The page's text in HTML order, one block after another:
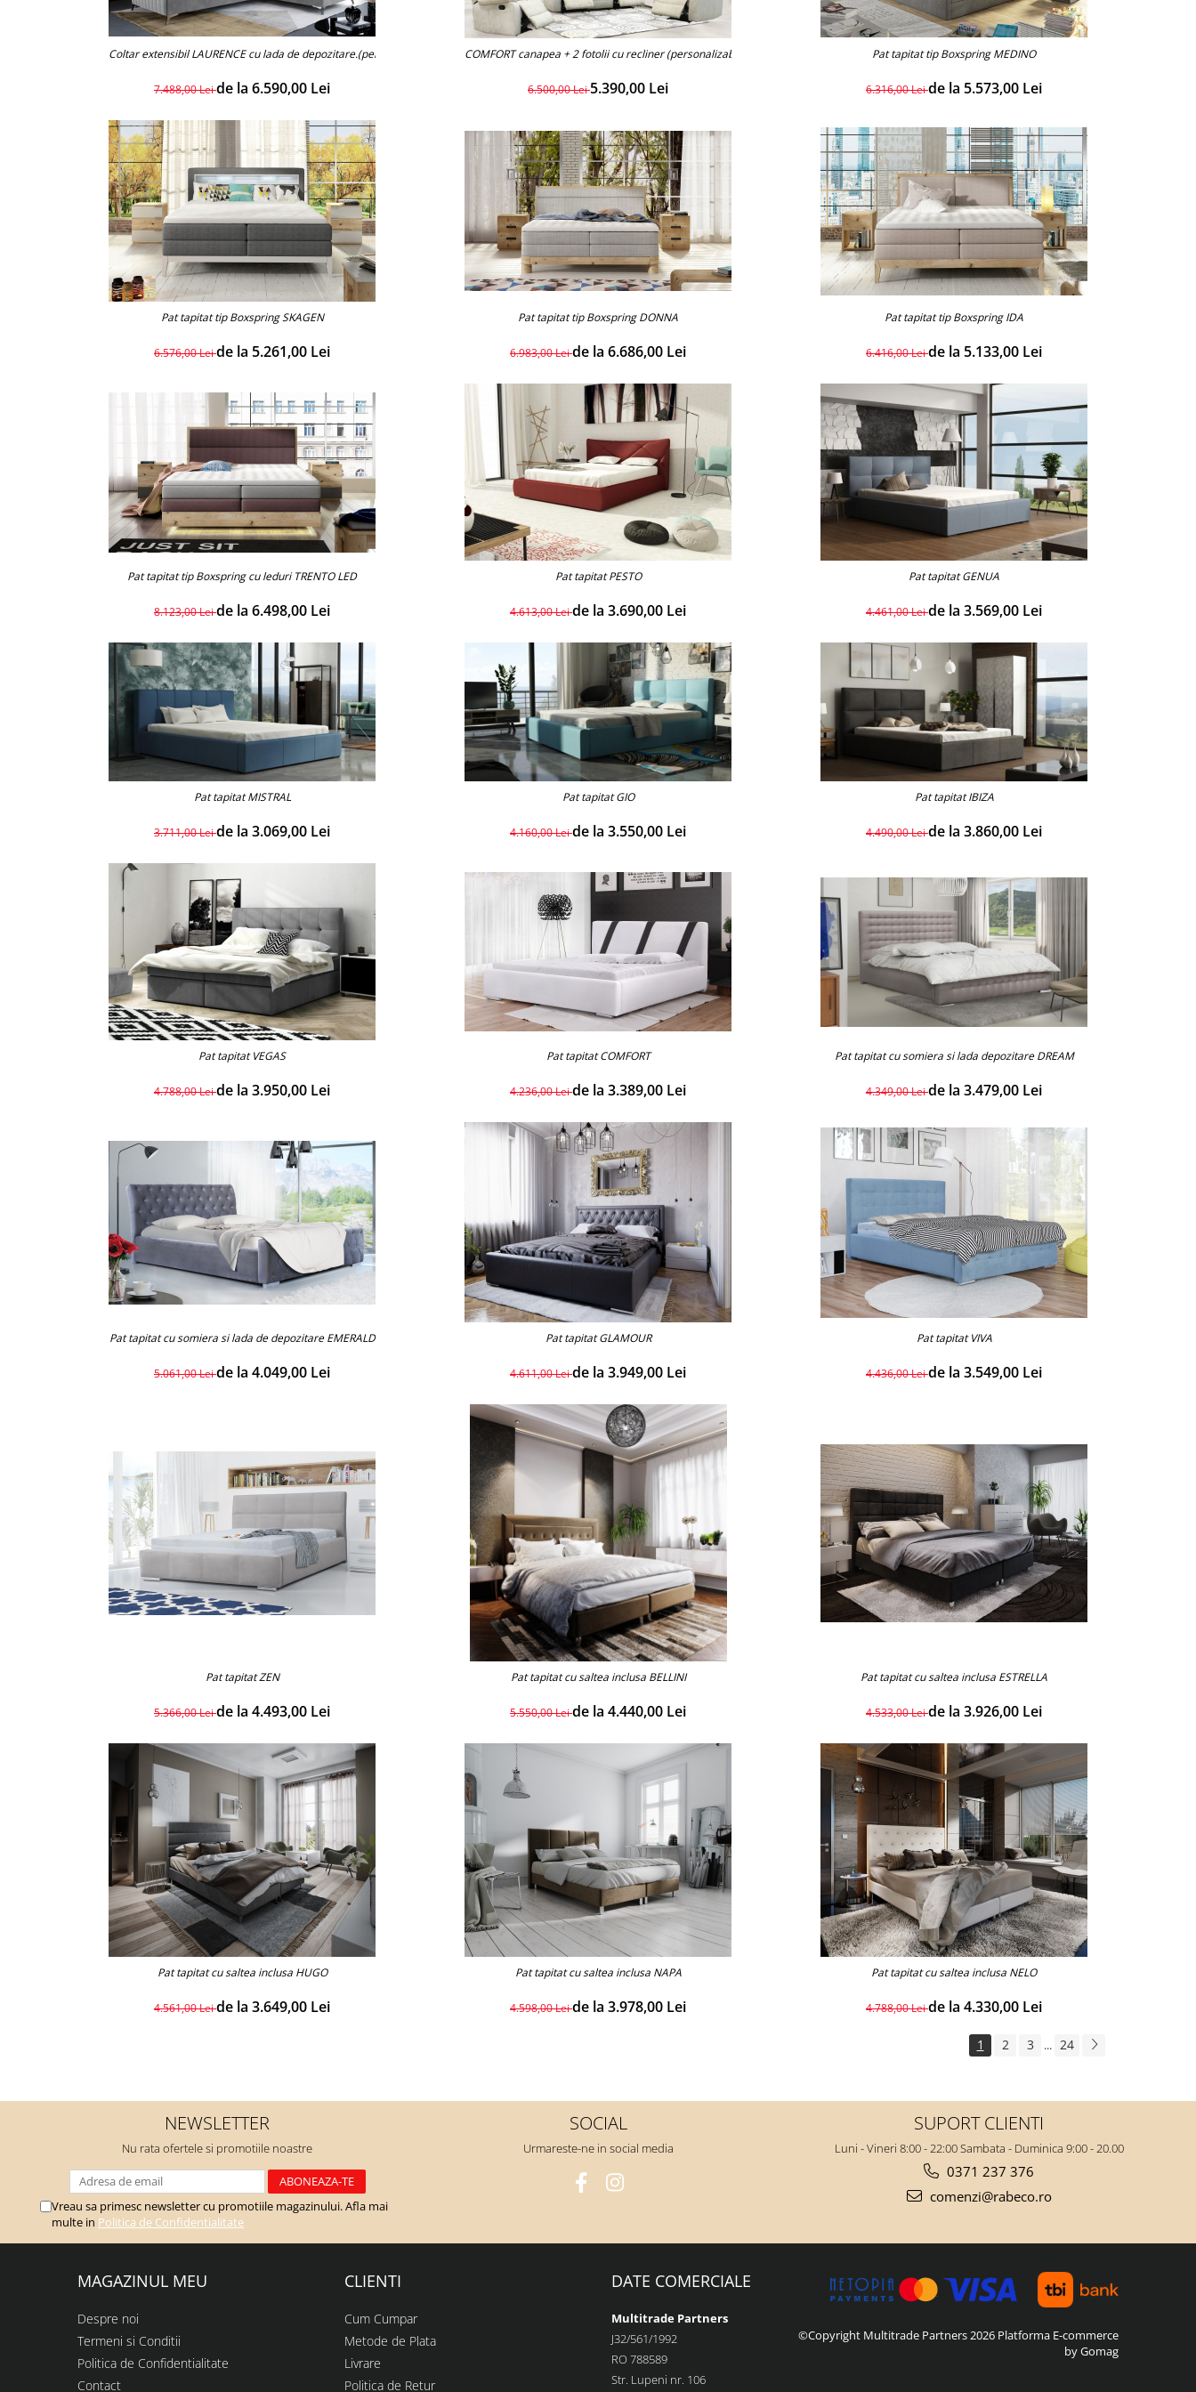
Coltar extensibil LAURENCE cu lada de depozitare.(personalizabil)
7.488,00 Leide la 6.590,00 Lei
COMFORT canapea + 2 fotolii cu recliner (personalizabil)
6.500,00 Lei5.390,00 Lei
Pat tapitat tip Boxspring MEDINO
6.316,00 Leide la 5.573,00 Lei
Pat tapitat tip Boxspring SKAGEN
6.576,00 Leide la 5.261,00 Lei
Pat tapitat tip Boxspring DONNA
6.983,00 Leide la 6.686,00 Lei
Pat tapitat tip Boxspring IDA
6.416,00 Leide la 5.133,00 Lei
Pat tapitat tip Boxspring cu leduri TRENTO LED
8.123,00 Leide la 6.498,00 Lei
Pat tapitat PESTO
4.613,00 Leide la 3.690,00 Lei
Pat tapitat GENUA
4.461,00 Leide la 3.569,00 Lei
Pat tapitat MISTRAL
3.711,00 Leide la 3.069,00 Lei
Pat tapitat GIO
4.160,00 Leide la 3.550,00 Lei
Pat tapitat IBIZA
4.490,00 Leide la 3.860,00 Lei
Pat tapitat VEGAS
4.788,00 Leide la 3.950,00 Lei
Pat tapitat COMFORT
4.236,00 Leide la 3.389,00 Lei
Pat tapitat cu somiera si lada depozitare DREAM
4.349,00 Leide la 3.479,00 Lei
Pat tapitat cu somiera si lada de depozitare EMERALD
5.061,00 Leide la 4.049,00 Lei
Pat tapitat GLAMOUR
4.611,00 Leide la 3.949,00 Lei
Pat tapitat VIVA
4.436,00 Leide la 3.549,00 Lei
Pat tapitat ZEN
5.366,00 Leide la 4.493,00 Lei
Pat tapitat cu saltea inclusa BELLINI
5.550,00 Leide la 4.440,00 Lei
Pat tapitat cu saltea inclusa ESTRELLA
4.533,00 Leide la 3.926,00 Lei
Pat tapitat cu saltea inclusa HUGO
4.561,00 Leide la 3.649,00 Lei
Pat tapitat cu saltea inclusa NAPA
4.598,00 Leide la 3.978,00 Lei
Pat tapitat cu saltea inclusa NELO
4.788,00 Leide la 4.330,00 Lei
1 2 3 ... 24
NEWSLETTER
Nu rata ofertele si promotiile noastre
Vreau sa primesc newsletter cu promotiile magazinului. Afla mai
multe in Politica de Confidentialitate
SOCIAL
Urmareste-ne in social media
SUPORT CLIENTI
Luni - Vineri 8:00 - 22:00 Sambata - Duminica 9:00 - 20.00
0371 237 376
comenzi@rabeco.ro
MAGAZINUL MEU
Despre noi
Termeni si Conditii
Politica de Confidentialitate
Contact
CLIENTI
Cum Cumpar
Metode de Plata
Livrare
Politica de Retur
DATE COMERCIALE
Multitrade Partners
J32/561/1992
RO 788589
Str. Lupeni nr. 106
©Copyright Multitrade Partners 2026 Platforma E-commerce
by Gomag